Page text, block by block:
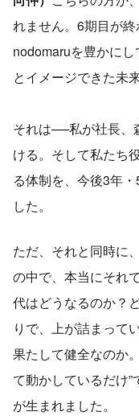
れません。6期目が
nodomaruを豊かに
とイメージできた未
それは──私が社⻑、
ける。そして私たち
る体制を、今後3年
した。
ただ、それと同時に
の中で、本当にそれ
代はどうなるのか？
りで、上が詰まって
果たして健全なのか
て動かしているだけ
が⽣まれました。